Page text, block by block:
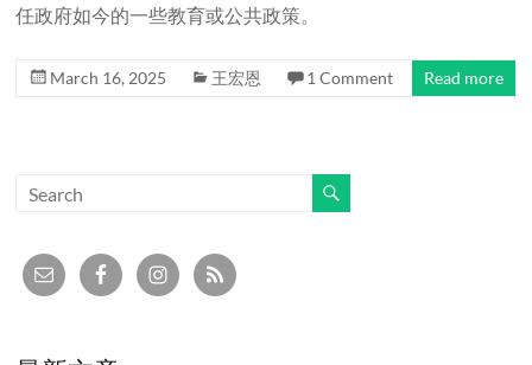
任政府如今的一些教育或公共政策。
March 16, 2025 王宏恩 1 Comment Read more